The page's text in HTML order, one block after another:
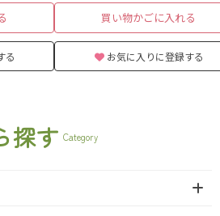
る
買い物かごに入れる
お気に入りに登録する
探す Category